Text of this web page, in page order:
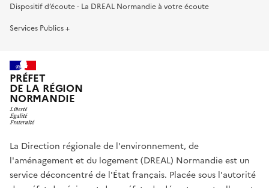
Dispositif d’écoute - La DREAL Normandie à votre écoute
Services Publics +
PRÉFET
DE LA RÉGION
NORMANDIE
La Direction régionale de l'environnement, de
l'aménagement et du logement (DREAL) Normandie est un
service déconcentré de l'État français. Placée sous l'autorité